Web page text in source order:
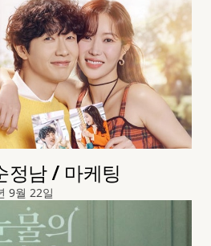
정남 / 마케팅
9월 22일